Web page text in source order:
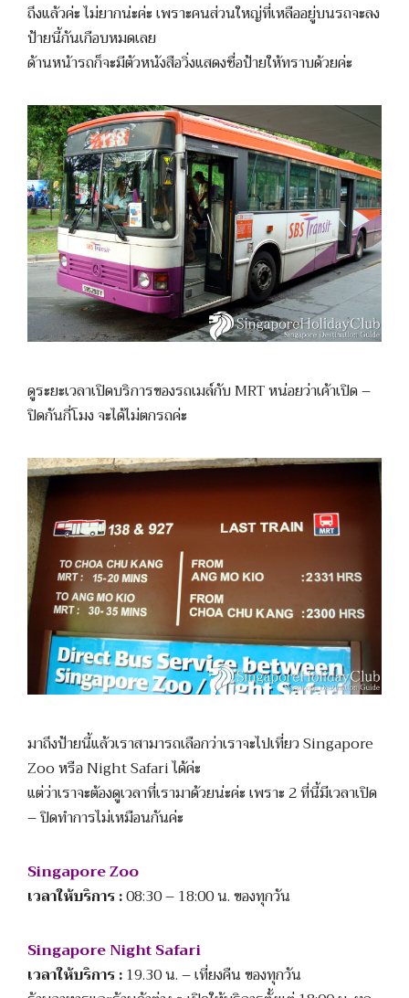
ถึงแล้วค่ะ ไม่ยากน่ะค่ะ เพราะคนส่วนใหญ่ที่เหลืออยู่บนรถจะลง
ป้ายนี้กันเกือบหมดเลย
ด้านหน้ารถก็จะมีตัวหนังสือวิ่งแสดงชื่อป้ายให้ทราบด้วยค่ะ
ดูระยะเวลาเปิดบริการของรถเมล์กับ MRT หน่อยว่าเค้าเปิด –
ปิดกันกี่โมง จะได้ไม่ตกรถค่ะ
มาถึงป้ายนี้แล้วเราสามารถเลือกว่าเราจะไปเที่ยว Singapore
Zoo หรือ Night Safari ได้ค่ะ
แต่ว่าเราจะต้องดูเวลาที่เรามาด้วยน่ะค่ะ เพราะ 2 ที่นี้มีเวลาเปิด
– ปิดทำการไม่เหมือนกันค่ะ
Singapore Zoo
เวลาให้บริการ :08:30 – 18:00 น. ของทุกวัน
Singapore Night Safari
เวลาให้บริการ :19.30 น. – เที่ยงคืน ของทุกวัน